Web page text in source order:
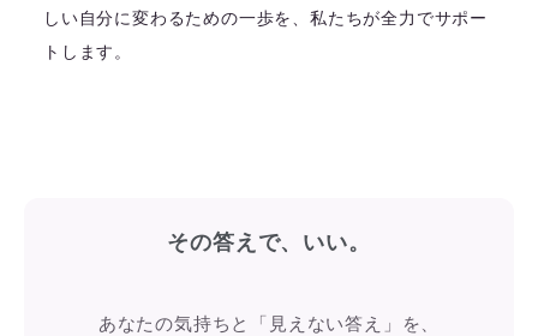
しい自分に変わるための一歩を、私たちが全力でサポー
トします。
その答えで、いい。
あなたの気持ちと「見えない答え」を、